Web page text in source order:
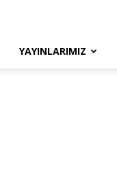
YAYINLARIMIZ